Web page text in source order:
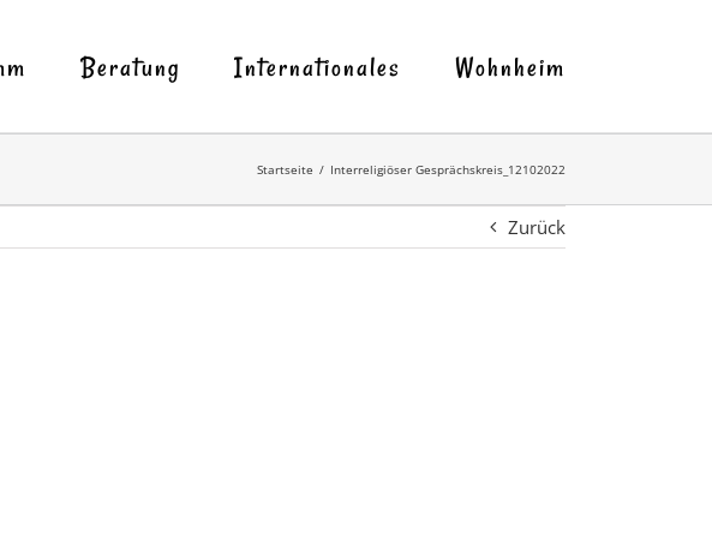
Beratung Internationales Wohnheim
Startseite Interreligiöser Gesprächskreis_12102022
Zurück